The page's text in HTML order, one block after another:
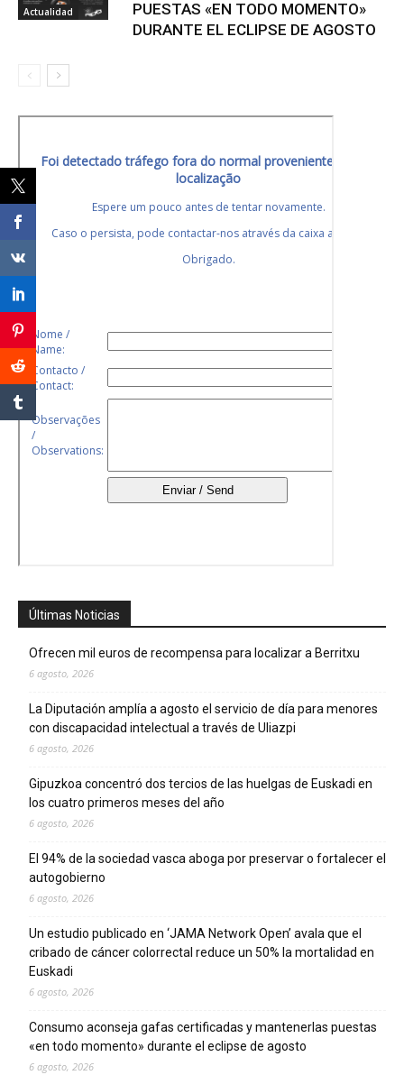
Actualidad
PUESTAS «EN TODO MOMENTO»
DURANTE EL ECLIPSE DE AGOSTO
Últimas Noticias
Ofrecen mil euros de recompensa para localizar a Berritxu
6 agosto, 2026
La Diputación amplía a agosto el servicio de día para menores
con discapacidad intelectual a través de Uliazpi
6 agosto, 2026
Gipuzkoa concentró dos tercios de las huelgas de Euskadi en
los cuatro primeros meses del año
6 agosto, 2026
El 94% de la sociedad vasca aboga por preservar o fortalecer el
autogobierno
6 agosto, 2026
Un estudio publicado en ‘JAMA Network Open’ avala que el
cribado de cáncer colorrectal reduce un 50% la mortalidad en
Euskadi
6 agosto, 2026
Consumo aconseja gafas certificadas y mantenerlas puestas
«en todo momento» durante el eclipse de agosto
6 agosto, 2026